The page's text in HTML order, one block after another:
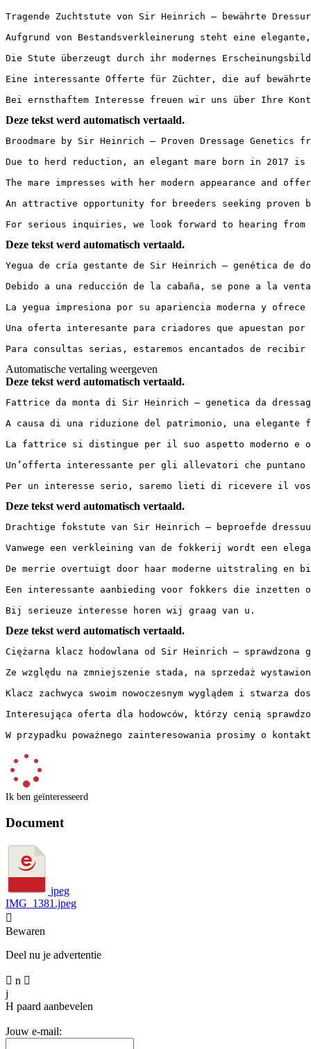
Tragende Zuchtstute von Sir Heinrich – bewährte
Aufgrund von Bestandsverkleinerung steht eine
Die Stute überzeugt durch ihr modernes
Eine interessante Offerte für Züchter, die auf bewährte
Bei ernsthaftem Interesse freuen wir uns über Ihre
Deze tekst werd automatisch vertaald.
Broodmare by Sir Heinrich – Proven Dressage Genetics
Due to herd reduction, an elegant mare born in 2017
The mare impresses with her modern appearance
An attractive opportunity for breeders seeking proven
For serious inquiries, we look forward to hearing from
Deze tekst werd automatisch vertaald.
Yegua de cría gestante de Sir Heinrich – genética de
Debido a una reducción de la cabaña, se pone a la
La yegua impresiona por su apariencia moderna y
Una oferta interesante para criadores que apuestan
Para consultas serias, estaremos encantados de
Automatische vertaling weergeven
Deze tekst werd automatisch vertaald.
Fattrice da monta di Sir Heinrich – genetica da
A causa di una riduzione del patrimonio, una
La fattrice si distingue per il suo aspetto moderno e
Un’offerta interessante per gli allevatori che puntano
Per un interesse serio, saremo lieti di ricevere il
Deze tekst werd automatisch vertaald.
Drachtige fokstute van Sir Heinrich – beproefde
Vanwege een verkleining van de fokkerij wordt een
De merrie overtuigt door haar moderne uitstraling en
Een interessante aanbieding voor fokkers die inzetten
Bij serieuze interesse horen wij graag van u.
Deze tekst werd automatisch vertaald.
Ciężarna klacz hodowlana od Sir Heinrich –
Ze względu na zmniejszenie stada, na sprzedaż
Klacz zachwyca swoim nowoczesnym wyglądem i
Interesująca oferta dla hodowców, którzy cenią
W przypadku poważnego zainteresowania prosimy o
Ik ben geïnteresseerd
Document
jpeg
IMG_1381.jpeg

Bewaren
Deel nu je advertentie
 n 
j
H paard aanbevelen
Jouw e-mail: